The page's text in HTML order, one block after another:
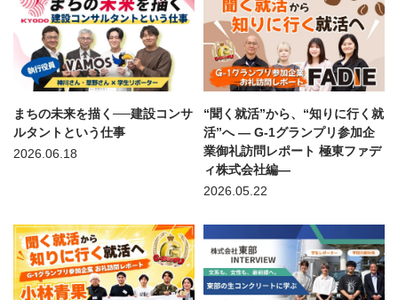
まちの未来を描く──建設コンサ
ルタントという仕事
2026.06.18
“聞く就活”から、“知りに行く就
活”へ — G-1グランプリ参加企
業御礼訪問レポート 極東ファデ
ィ株式会社編—
2026.05.22